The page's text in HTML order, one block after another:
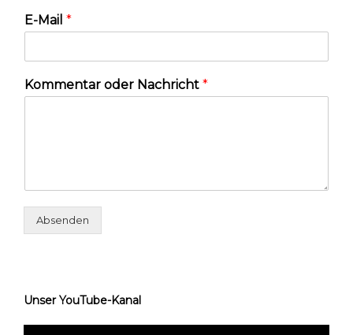
E-Mail *
Kommentar oder Nachricht *
Absenden
Unser YouTube-Kanal